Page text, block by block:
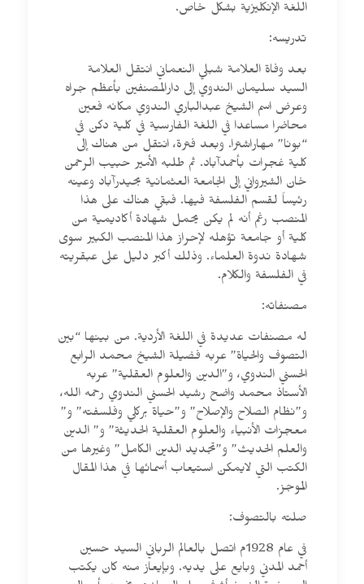
اللغة الإنكليزية بشكل خاص.
تدريسه:
بعد وفاة العلامة شبلي النعماني انتقل العلامة
السيد سليمان الندوي إلى دارالمصنفين بأعظم جراه
وعرض اسم الشيخ عبدالباري الندوي مكانه فعين
محاضرا مساعدا في اللغة الفارسية في كلية دكن في
“بونا” مهاراشترا. وبعد فترة، انتقل من هناك إلى
كلية غجرات بأحمدآباد. ثم طلبه الأمير حبيب الرحمن
خان الشيرواني إلى الجامعة العثمانية بحيدرآباد وعينه
رئيساً لقسم الفلسفة فيها. فبقي هناك على هذا
المنصب رغم أنه لم يكن يحمل شهادة أكاديمية من
كلية أو جامعة تؤهله لإحراز هذا المنصب الكبير سوى
شهادة ندوة العلماء. وذلك أكبر دليل على عبقريته
في الفلسفة والكلام.
مصنفاته:
له مصنفات عديدة في اللغة الأردية. من بينها “بين
التصوف والحياة” عربه فضيلة الشيخ محمد الرابع
الحسني الندوي، و”الدين والعلوم العقلية” عربه
الأستاذ محمد واضح رشيد الحسني الندوي رحمه الله،
و”نظام الصلاح والإصلاح” و”حياة بركلي وفلسفته” و”
معجزات الأنبياء والعلوم العقلية الحديثة” و” الدين
والعلم الحديث” و”تجديد الدين الكامل” وغيرها من
الكتب التي لايمكن استيعاب أسمائها في هذا المقال
الموجز.
صلته بالتصوف:
في عام 1928م اتصل بالعالم الرباني السيد حسين
أحمد المدني وبايع على يديه. وبإيعاز منه كان يكتب